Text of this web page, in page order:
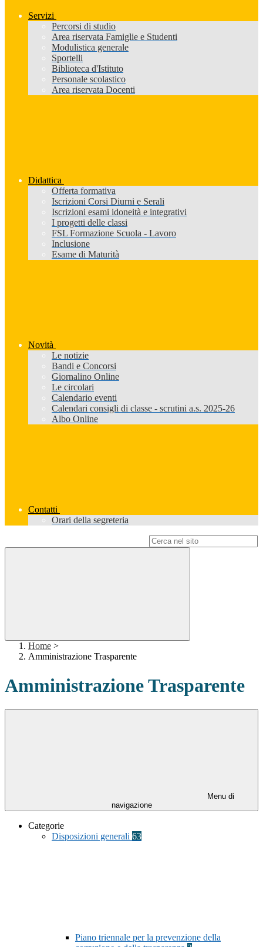
Servizi
Percorsi di studio
Area riservata Famiglie e Studenti
Modulistica generale
Sportelli
Biblioteca d'Istituto
Personale scolastico
Area riservata Docenti
Didattica
Offerta formativa
Iscrizioni Corsi Diurni e Serali
Iscrizioni esami idoneità e integrativi
I progetti delle classi
FSL Formazione Scuola - Lavoro
Inclusione
Esame di Maturità
Novità
Le notizie
Bandi e Concorsi
Giornalino Online
Le circolari
Calendario eventi
Calendari consigli di classe - scrutini a.s. 2025-26
Albo Online
Contatti
Orari della segreteria
Home >
Amministrazione Trasparente
Amministrazione Trasparente
Menu di
navigazione
Categorie
Disposizioni generali 63
Piano triennale per la prevenzione della